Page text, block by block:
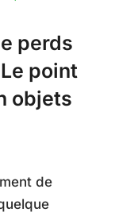
perds
point
objets
de